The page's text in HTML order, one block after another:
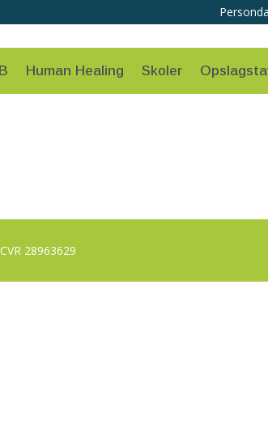
Human Healing Skoler
28963629